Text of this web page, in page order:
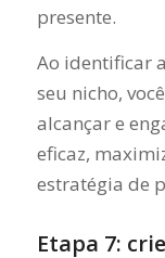
presente.
Ao identificar
seu nicho,
alcançar e
eficaz,
estratégia de
Etapa 7: